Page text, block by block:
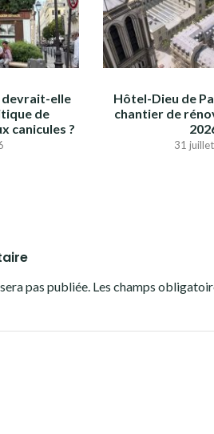
devrait-elle
de
canicules ?
Hôtel-Dieu de
chantier de
31
pas publiée. Les champs